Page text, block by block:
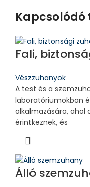
Fali,
Vészzuhanyok
A test és a
laboratóriumokban
alkalmazására, ahol
érintkeznek, és
Álló